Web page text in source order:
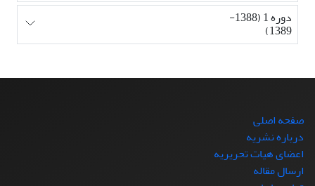
دوره 1 (1388-
1389)
صفحه اصلی
درباره نشریه
اعضای هیات تحریریه
ارسال مقاله